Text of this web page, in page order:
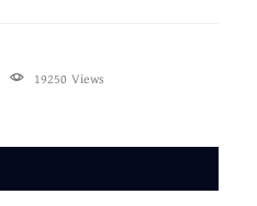
19250 Views